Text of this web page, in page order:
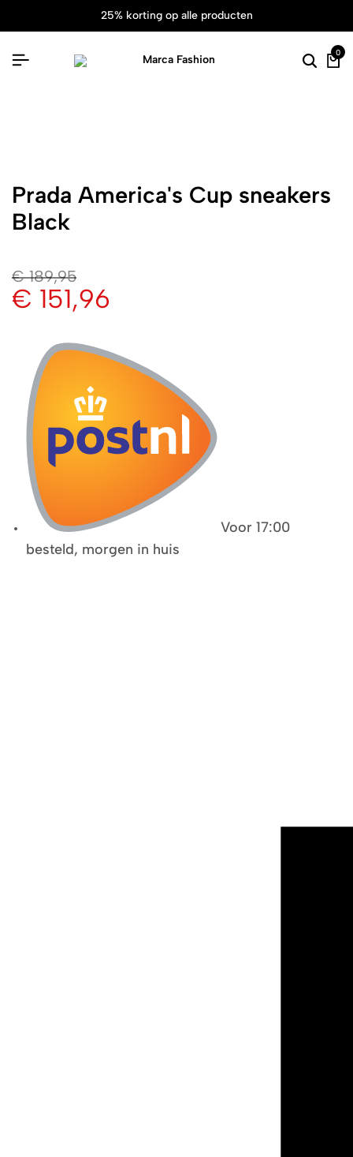
25% korting op alle producten
0
Prada America's Cup sneakers
Black
€189,95
€ 151,96
Voor 17:00
besteld, morgen in huis